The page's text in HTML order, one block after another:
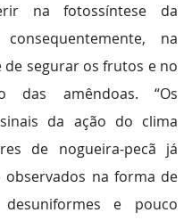
na fotossíntese da
na
de segurar os frutos e no
das amêndoas. “Os
da ação do clima
de nogueira-pecã já
observados na forma de
desuniformes e pouco